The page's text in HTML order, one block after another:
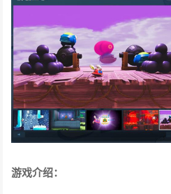
游戏介绍：